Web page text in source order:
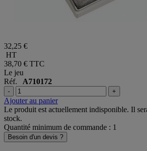
32,25 €
HT
38,70 € TTC
Le jeu
Réf. A710172
- +
Ajouter au panier
Le produit est actuellement indisponible. Il
stock.
Quantité minimum de commande : 1
Besoin d'un devis ?